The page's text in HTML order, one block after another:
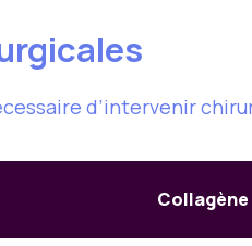
d’intervenir